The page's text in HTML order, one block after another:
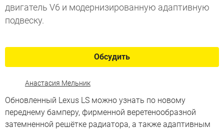
двигатель V6 и модернизированную адаптивную
подвеску.
Обсудить
Анастасия Мельник
Обновленный Lexus LS можно узнать по новому
переднему бамперу, фирменной веретенообразной
затемненной решётке радиатора, а также адаптивным